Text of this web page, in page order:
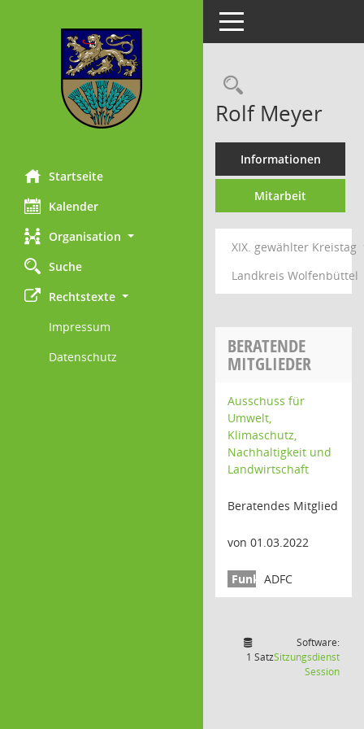
Startseite
Kalender
Organisation
Suche
Rechtstexte
Impressum
Datenschutz
Toggle navigation
Rolf Meyer
Informationen
Mitarbeit
XIX. gewählter Kreistag
Landkreis Wolfenbüttel
BERATENDE
MITGLIEDER
Ausschuss für
Umwelt,
Klimaschutz,
Nachhaltigkeit und
Landwirtschaft
Beratendes Mitglied
von 01.03.2022
ADFC
1 Satz
Software:
Sitzungsdienst
Session